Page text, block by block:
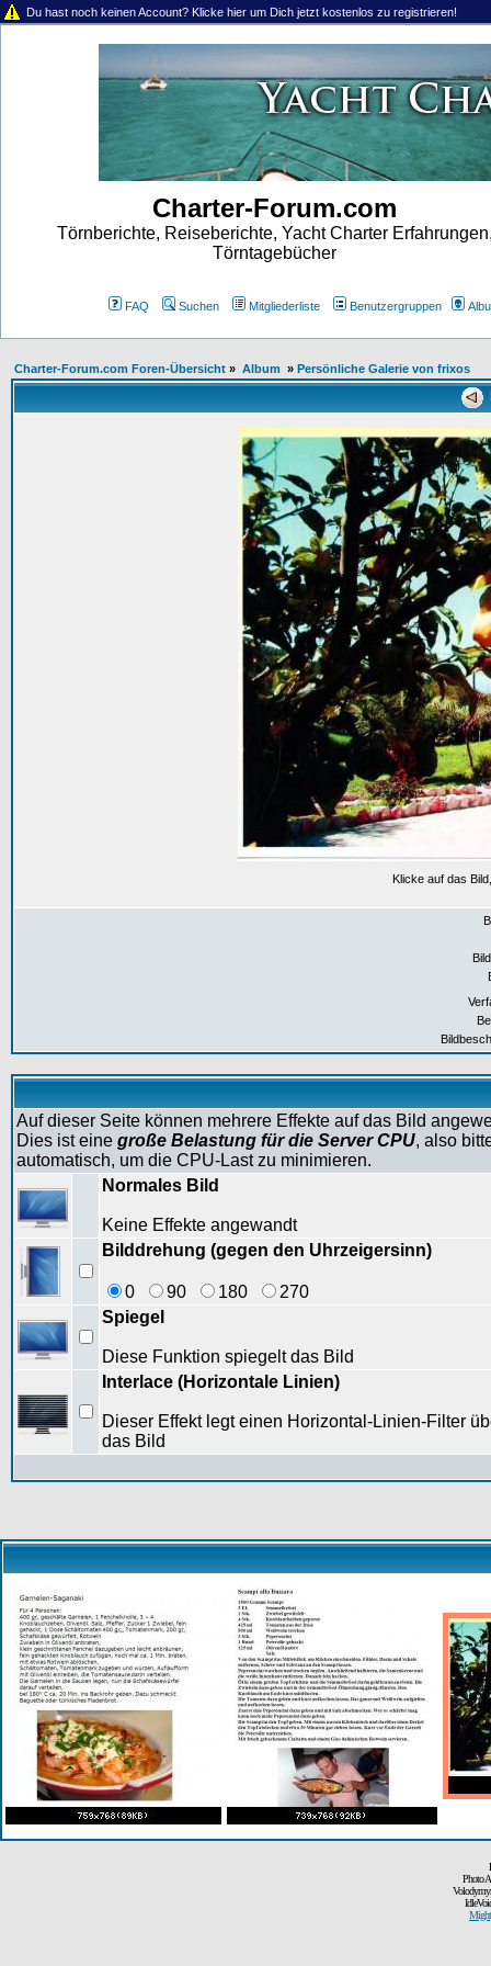
Du hast noch keinen Account? Klicke hier um Dich jetzt kostenlos zu registrieren!
Charter-Forum.com
Törnberichte, Reiseberichte, Yacht Charter
Törntagebücher
FAQ Suchen Mitgliederliste Benutzergruppen
Charter-Forum.com Foren-Übersicht » Album » Persönliche Galerie von frixos
Klicke auf das
Auf dieser Seite können mehrere Effekte auf das Bild
Dies ist eine große Belastung für die Server CPU, also
automatisch, um die CPU-Last zu minimieren.
Normales Bild
Keine Effekte angewandt
Bilddrehung (gegen den Uhrzeigersinn)
0 90 180
270
Spiegel
Diese Funktion spiegelt das Bild
Interlace (Horizontale Linien)
Dieser Effekt legt einen Horizontal-Linien-Filter
das Bild
Photo